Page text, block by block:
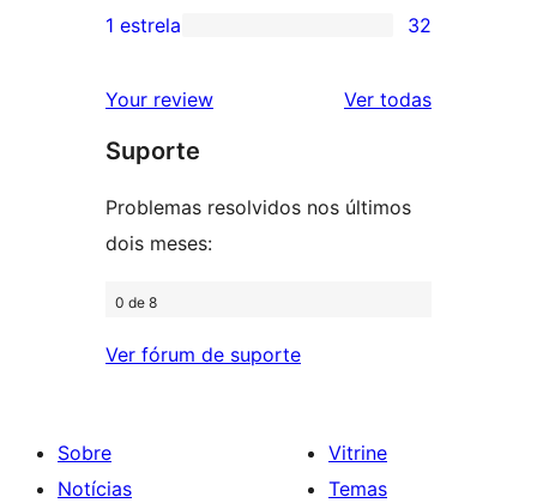
3
avaliações
2
32
com
1
1 estrela 32
Your review Ver todasavaliações
Suporte
Problemas resolvidos nos últimos
dois meses:
0 de 8
Ver fórum de suporte
Sobre
Notícias
Vitrine
Temas